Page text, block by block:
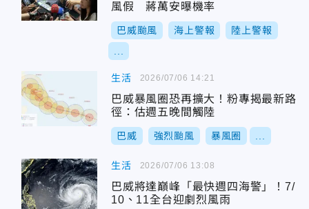
風假 蔣萬安曝機率
巴威颱風 海上警報 陸上警報
生活
巴威暴風圈恐再擴大！粉專揭最新路
徑：估週五晚間觸陸
巴威 強烈颱風 暴風圈
2026/07/06 14:21
生活
巴威將達巔峰「最快週四海警」！7/
10、11全台迎劇烈風雨
2026/07/06 13:08